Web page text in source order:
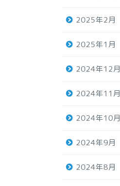
2025年2月
2025年1月
2024年12月
2024年11月
2024年10月
2024年9月
2024年8月